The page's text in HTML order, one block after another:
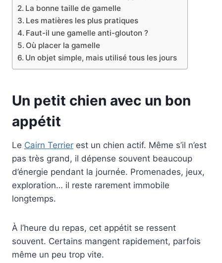
La bonne taille de gamelle
Les matières les plus pratiques
Faut-il une gamelle anti-glouton ?
Où placer la gamelle
Un objet simple, mais utilisé tous les jours
Un petit chien avec un bon
appétit
Le Cairn Terrier est un chien actif. Même s’il n’est
pas très grand, il dépense souvent beaucoup
d’énergie pendant la journée. Promenades, jeux,
exploration… il reste rarement immobile
longtemps.
À l’heure du repas, cet appétit se ressent
souvent. Certains mangent rapidement, parfois
même un peu trop vite.